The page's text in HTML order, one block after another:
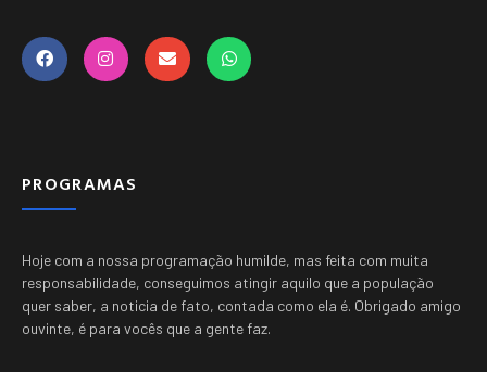
PROGRAMAS
Hoje com a nossa programação humilde, mas feita com muita
responsabilidade, conseguimos atingir aquilo que a população
quer saber, a noticia de fato, contada como ela é. Obrigado amigo
ouvinte, é para vocês que a gente faz.